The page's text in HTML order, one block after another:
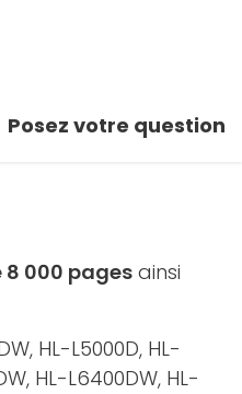
Posez votre question
8 000 pagesainsi
HL-L5000D, HL-
HL-L6400DW, HL-